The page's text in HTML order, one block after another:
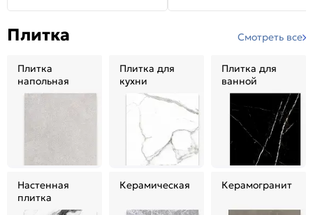
Плитка Смотреть все
Плитка
напольная
Плитка для
кухни
Плитка для
ванной
Настенная
плитка
Керамическая Керамогранит